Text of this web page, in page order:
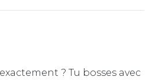
? Tu bosses avec